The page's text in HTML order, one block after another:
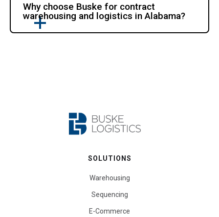
Why choose Buske for contract
warehousing and logistics in Alabama?
SOLUTIONS
Warehousing
Sequencing
E-Commerce